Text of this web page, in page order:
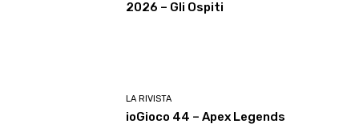
2026 – Gli Ospiti
LA RIVISTA
ioGioco 44 – Apex Legends